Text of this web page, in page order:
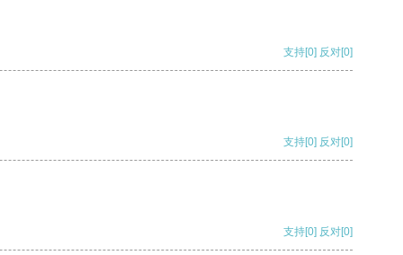
支持[0] 反对[0]
支持[0] 反对[0]
支持[0] 反对[0]